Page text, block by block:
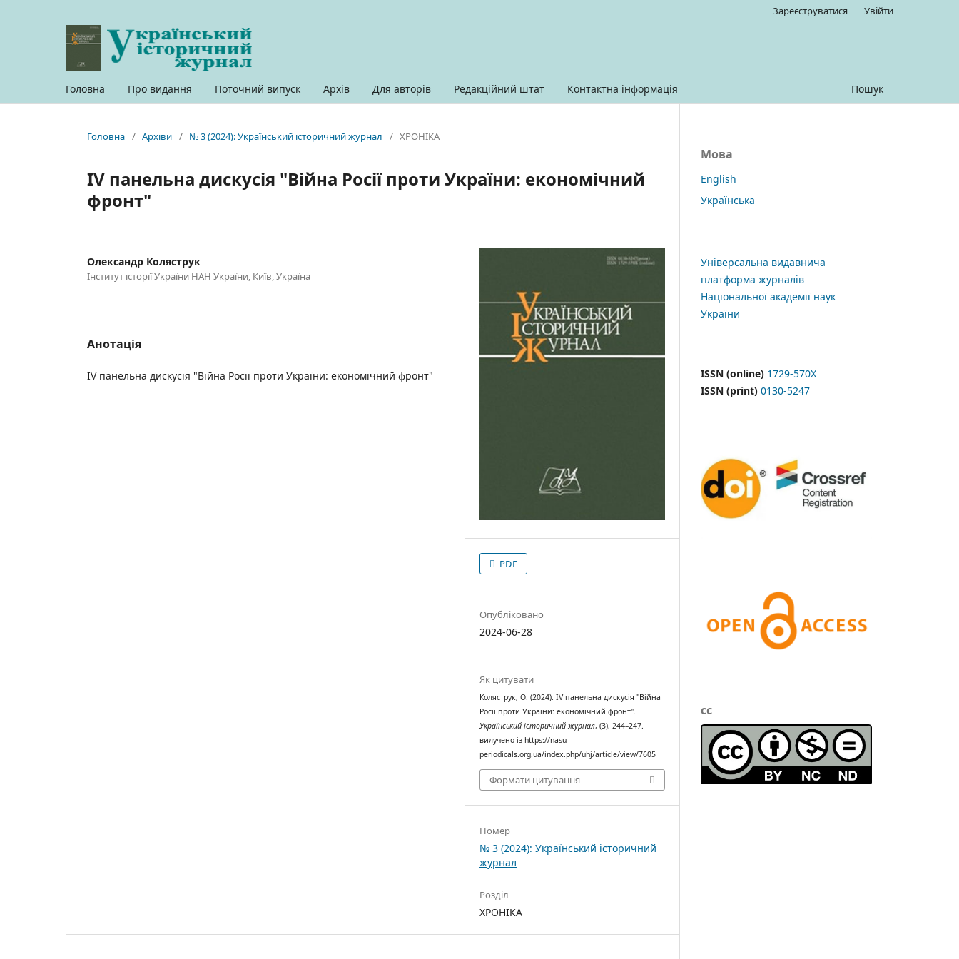
Головна Про видання Поточний випуск Архів Для авторів Редакційний штат Контактна інформація Пошук
Зареєструватися Увійти
Головна / Архіви / № 3 (2024): Український історичний журнал / ХРОНІКА
IV панельна дискусія "Війна Росії проти України: економічний
фронт"
Олександр Коляструк
Інститут історії України НАН України, Київ, Україна
Анотація
IV панельна дискусія "Війна Росії проти України: економічний фронт"
PDF
Опубліковано
2024-06-28
Як цитувати
Коляструк, О. (2024). IV панельна дискусія "Війна
Росії проти України: економічний фронт".
Український історичний журнал, (3), 244–247.
вилучено із https://nasu-
periodicals.org.ua/index.php/uhj/article/view/7605
Формати цитування
Номер
№ 3 (2024): Український історичний
журнал
Розділ
ХРОНІКА
Мова
English
Українська
Універсальна видавнича
платформа журналів
Національної академії наук
України
ISSN (online) 1729-570X
ISSN (print) 0130-5247
cc